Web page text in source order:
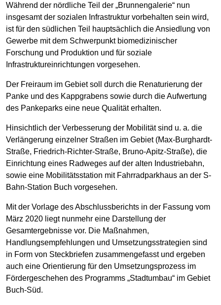
Während der nördliche Teil der „Brunnengalerie“ nun
insgesamt der sozialen Infrastruktur vorbehalten sein wird,
ist für den südlichen Teil hauptsächlich die Ansiedlung von
Gewerbe mit dem Schwerpunkt biomedizinischer
Forschung und Produktion und für soziale
Infrastruktureinrichtungen vorgesehen.
Der Freiraum im Gebiet soll durch die Renaturierung der
Panke und des Kappgrabens sowie durch die Aufwertung
des Pankeparks eine neue Qualität erhalten.
Hinsichtlich der Verbesserung der Mobilität sind u. a. die
Verlängerung einzelner Straßen im Gebiet (Max-Burghardt-
Straße, Friedrich-Richter-Straße, Bruno-Apitz-Straße), die
Einrichtung eines Radweges auf der alten Industriebahn,
sowie eine Mobilitätsstation mit Fahrradparkhaus an der S-
Bahn-Station Buch vorgesehen.
Mit der Vorlage des Abschlussberichts in der Fassung vom
März 2020 liegt nunmehr eine Darstellung der
Gesamtergebnisse vor. Die Maßnahmen,
Handlungsempfehlungen und Umsetzungsstrategien sind
in Form von Steckbriefen zusammengefasst und ergeben
auch eine Orientierung für den Umsetzungsprozess im
Fördergeschehen des Programms „Stadtumbau“ im Gebiet
Buch-Süd.